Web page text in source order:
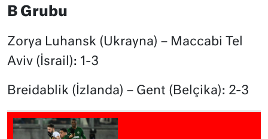
B Grubu
Zorya Luhansk (Ukrayna) – Maccabi Tel
Aviv (İsrail): 1-3
Breidablik (İzlanda) – Gent (Belçika): 2-3